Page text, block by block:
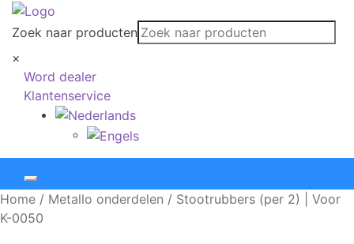
Zoek naar producten
×
Word dealer
Klantenservice
Home / Metallo onderdelen / Stootrubbers (per 2) | Voor
K-0050